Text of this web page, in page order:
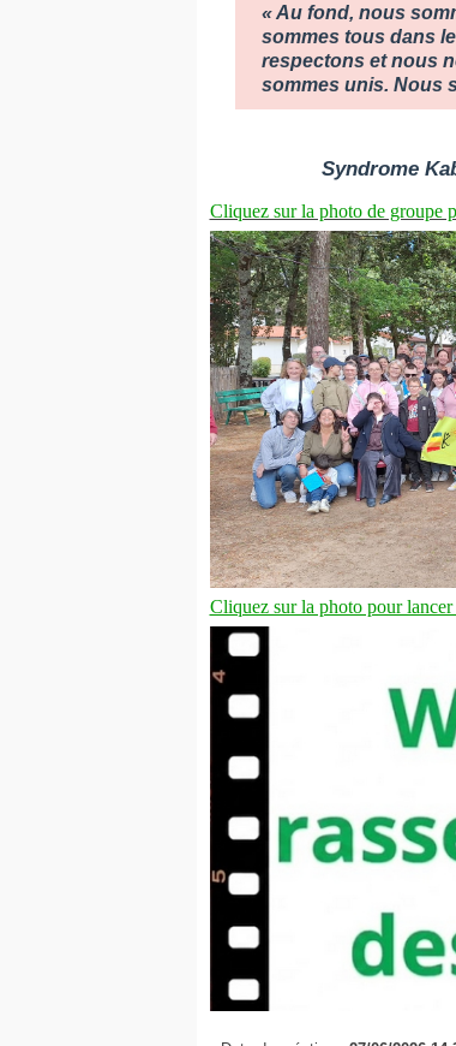
« Au fond, nous
sommes tous dans
respectons et nous
sommes unis. Nous
Syndrome
Cliquez sur la photo de groupe
Cliquez sur la photo pour